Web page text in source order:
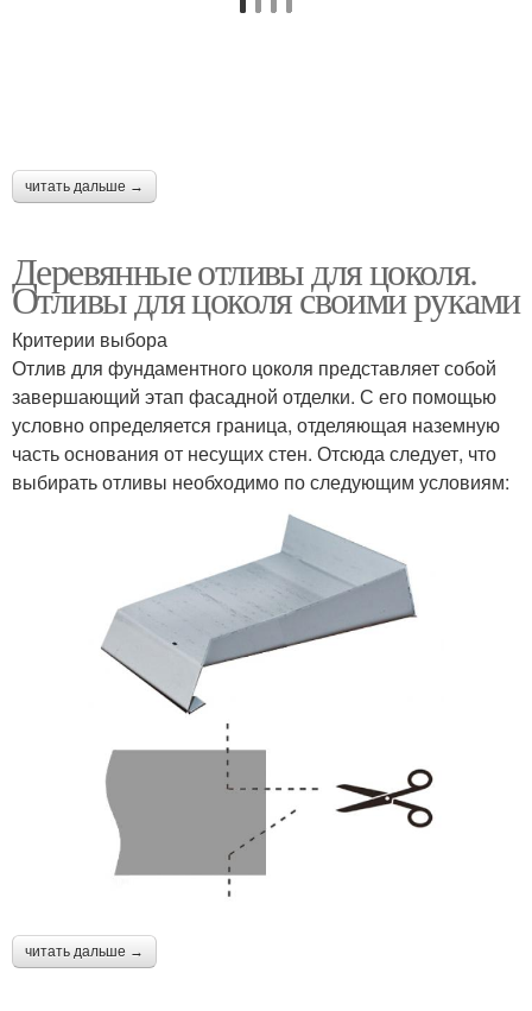
читать дальше →
Деревянные отливы для цоколя.
Отливы для цоколя своими руками
Критерии выбора
Отлив для фундаментного цоколя представляет собой
завершающий этап фасадной отделки. С его помощью
условно определяется граница, отделяющая наземную
часть основания от несущих стен. Отсюда следует, что
выбирать отливы необходимо по следующим условиям:
читать дальше →